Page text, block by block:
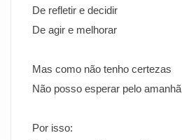
De refletir e decidir
De agir e melhorar
Mas como não tenho certezas
Não posso esperar pelo amanhã
Por isso: